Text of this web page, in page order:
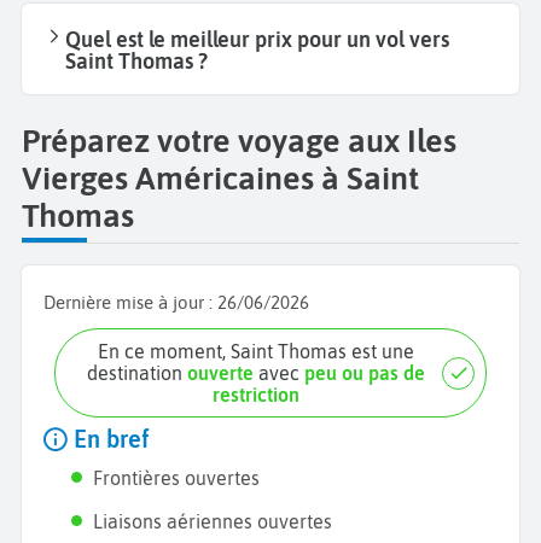
Quel est le meilleur prix pour un vol vers
Saint Thomas ?
Préparez votre voyage aux Iles
Vierges Américaines à Saint
Thomas
Dernière mise à jour : 26/06/2026
En ce moment, Saint Thomas est une
destinationouverte avec peu ou pas de
restriction
En bref
Frontières ouvertes
Liaisons aériennes ouvertes